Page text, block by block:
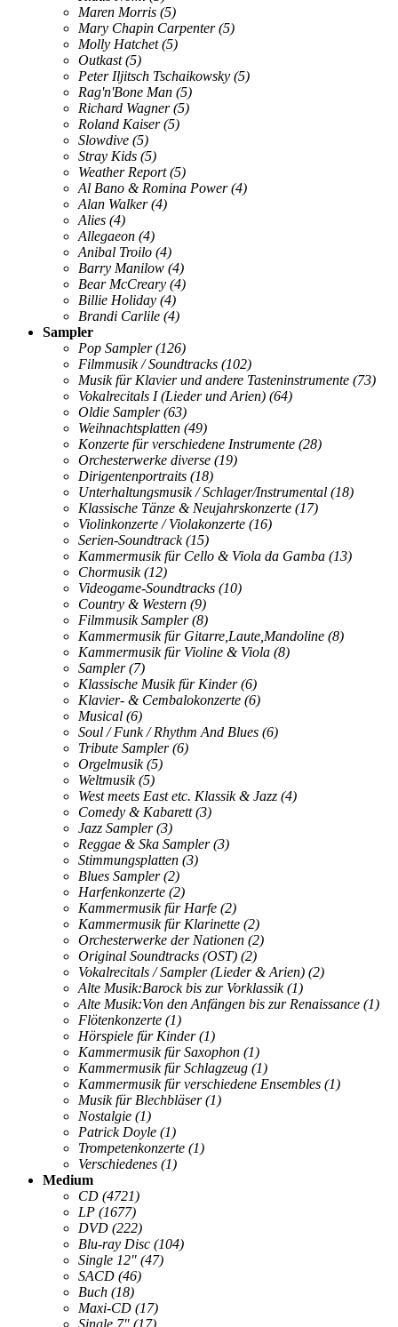
Maren Morris (5)
Mary Chapin Carpenter (5)
Molly Hatchet (5)
Outkast (5)
Peter Iljitsch Tschaikowsky (5)
Rag'n'Bone Man (5)
Richard Wagner(5)
Roland Kaiser (5)
Slowdive (5)
Stray Kids (5)
Weather Report (5)
Al Bano & Romina Power (4)
Alan Walker (4)
Alies (4)
Allegaeon (4)
Anibal Troilo (4)
Barry Manilow (4)
Bear McCreary (4)
Billie Holiday (4)
Brandi Carlile (4)
Sampler
Pop Sampler (126)
Filmmusik / Soundtracks (102)
Musik für Klavier und andere Tasteninstrumente (73)
Vokalrecitals I (Lieder und Arien) (64)
Oldie Sampler (63)
Weihnachtsplatten (49)
Konzerte für verschiedene Instrumente (28)
Orchesterwerke diverse (19)
Dirigentenportraits (18)
Unterhaltungsmusik / Schlager/Instrumental (18)
Klassische Tänze & Neujahrskonzerte (17)
Violinkonzerte / Violakonzerte (16)
Serien-Soundtrack (15)
Kammermusik für Cello & Viola da Gamba (13)
Chormusik (12)
Videogame-Soundtracks (10)
Country & Western (9)
Filmmusik Sampler (8)
Kammermusik für Gitarre,Laute,Mandoline (8)
Kammermusik für Violine & Viola (8)
Sampler (7)
Klassische Musik für Kinder (6)
Klavier- & Cembalokonzerte (6)
Musical (6)
Soul / Funk / Rhythm And Blues (6)
Tribute Sampler (6)
Orgelmusik (5)
Weltmusik (5)
West meets East etc. Klassik & Jazz (4)
Comedy & Kabarett (3)
Jazz Sampler (3)
Reggae & Ska Sampler (3)
Stimmungsplatten (3)
Blues Sampler (2)
Harfenkonzerte (2)
Kammermusik für Harfe (2)
Kammermusik für Klarinette (2)
Orchesterwerke der Nationen (2)
Original Soundtracks (OST) (2)
Vokalrecitals / Sampler (Lieder & Arien) (2)
Alte Musik:Barock bis zur Vorklassik (1)
Alte Musik:Von den Anfängen bis zur Renaissance (1)
Flötenkonzerte (1)
Hörspiele für Kinder (1)
Kammermusik für Saxophon (1)
Kammermusik für Schlagzeug (1)
Kammermusik für verschiedene Ensembles (1)
Musik für Blechbläser (1)
Nostalgie (1)
Patrick Doyle (1)
Trompetenkonzerte (1)
Verschiedenes (1)
Medium
CD (4721)
LP (1677)
DVD (222)
Blu-ray Disc (104)
Single 12" (47)
SACD (46)
Buch (18)
Maxi-CD (17)
Single 7" (17)